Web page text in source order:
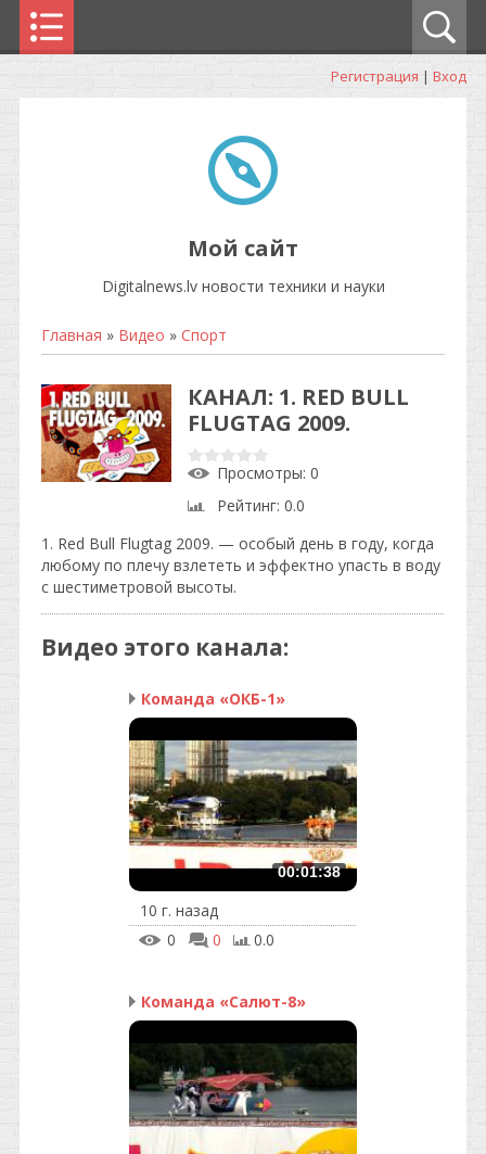
Регистрация | Вход
Мой сайт
Digitalnews.lv новости техники и науки
Главная » Видео » Спорт
КАНАЛ: 1. RED BULL
FLUGTAG 2009.
Просмотры: 0
Рейтинг: 0.0
1. Red Bull Flugtag 2009. — особый день в году, когда
любому по плечу взлететь и эффектно упасть в воду
с шестиметровой высоты.
Видео этого канала:
Команда «ОКБ-1»
00:01:38
10 г. назад
0
0 0.0
Команда «Салют-8»